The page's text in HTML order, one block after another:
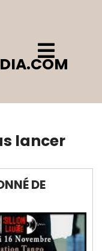
Open
Menu
lancer
DE